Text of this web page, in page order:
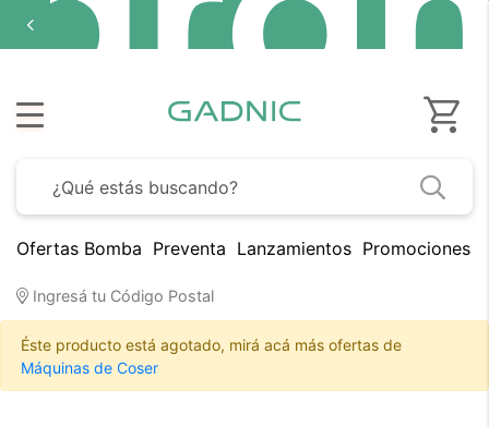
Ofertas Bomba Preventa Lanzamientos Promociones
Ingresá tu Código Postal
Éste producto está agotado, mirá acá más ofertas de
Máquinas de Coser